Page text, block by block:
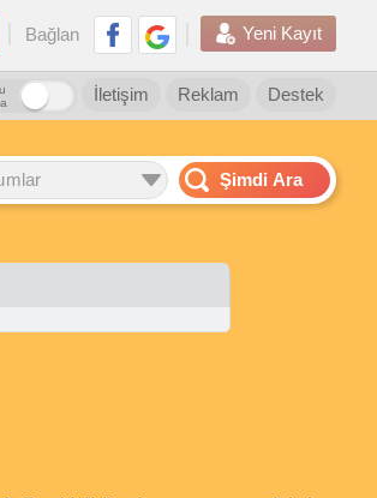
Bağlan Yeni Kayıt
Destek
Reklam
İletişim
Şimdi Ara